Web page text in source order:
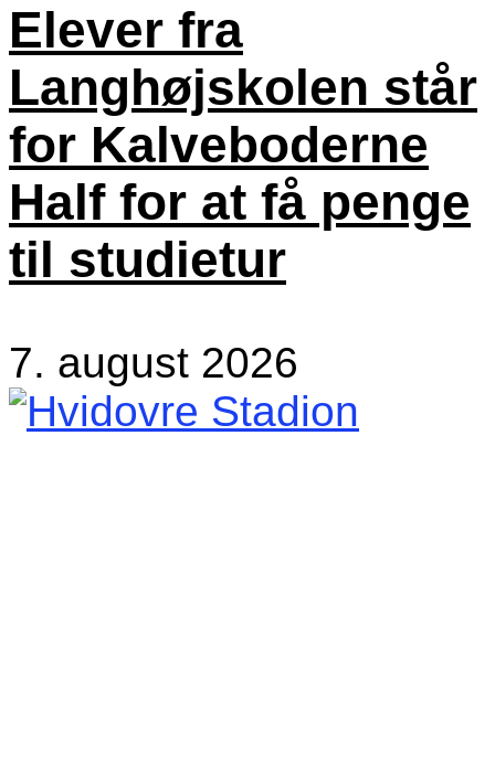
Elever fra
Langhøjskolen står
for Kalveboderne
Half for at få penge
til studietur
7. august 2026